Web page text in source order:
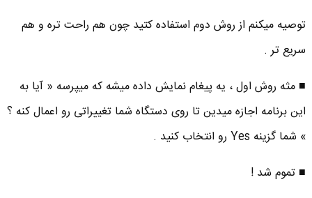
توصیه میکنم از روش دوم استفاده کتید چون هم راحت تره و هم
سریع تر .
■ مثه روش اول ، یه پیغام نمایش داده میشه که میپرسه « آیا به
این برنامه اجازه میدین تا روی دستگاه شما تغییراتی رو اعمال کنه ؟
» شما گزینه Yes رو انتخاب کنید .
■ تموم شد !